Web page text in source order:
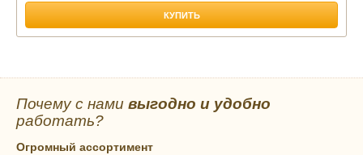
КУПИТЬ
Почему с нами выгодно и удобно
работать?
Огромный ассортимент